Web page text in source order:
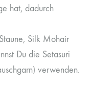
hat, dadurch
Silk Mohair
Du die Setasuri
verwenden.